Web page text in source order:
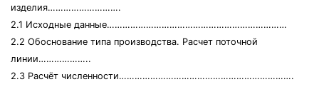
изделия……………………….
2.1 Исходные данные……………………………………………………………
2.2 Обоснование типа производства. Расчет поточной
линии………………..
2.3 Расчёт численности………………………………………………………….